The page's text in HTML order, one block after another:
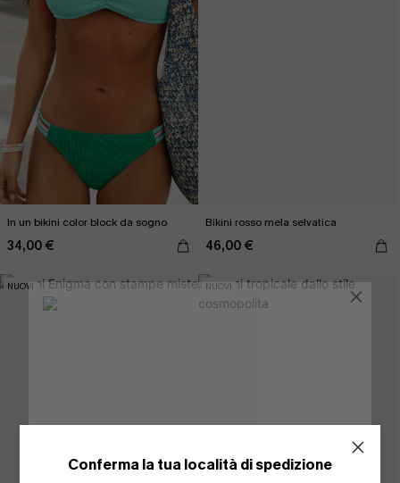
In un bikini color block da sogno
34,00 €
Bikini rosso mela selvatica
46,00 €
NUOVI NUOVI
Conferma la tua località di spedizione